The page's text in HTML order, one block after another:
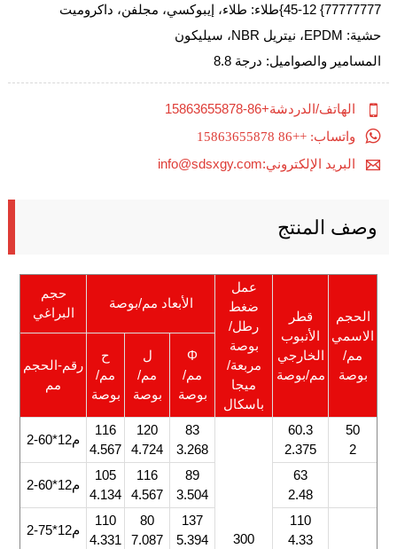
45-12 {77777777}طلاء: طلاء، إيبوكسي، مجلفن، داكروميت
حشية: EPDM، نيتريل NBR، سيليكون
المسامير والصواميل: درجة 8.8
 الهاتف/الدردشة+86-15863655878
 واتساب: ++86 15863655878
 البريد الإلكتروني:info@sdsxgy.com
وصف المنتج
الحجم
الاسمي
مم/
بوصة
قطر
الأنبوب
الخارجي
مم/بوصة
عمل
ضغط
رطل/
بوصة
مربعة/
ميجا
باسكال
الأبعاد مم/بوصة
حجم
البراغي
Φ
مم/
بوصة
ل
مم/
بوصة
ح
مم/
بوصة
رقم-الحجم
مم
50
2
60.3
2.375
300
83
3.268
120
4.724
116
4.567
م12*60-2
63
2.48
89
3.504
116
4.567
105
4.134
م12*60-2
110
4.33
137
5.394
80
7.087
110
4.331
م12*75-2